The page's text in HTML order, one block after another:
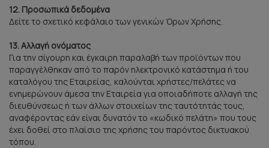
12. Προσωπικά δεδομένα
Δείτε το σχετικό κεφάλαιο των γενικών Όρων Χρήσης.
13. Αλλαγή ονόματος
Για την σίγουρη και έγκαιρη παραλαβή των προϊόντων που
παραγγέλθηκαν από το παρόν ηλεκτρονικό κατάστημα ή του
καταλόγου της Εταιρείας, καλούνται χρήστες/πελάτες να
ενημερώνουν άμεσα την Εταιρεία για οποιαδήποτε αλλαγή της
διευθύνσεως ή των άλλων στοιχείων της ταυτότητάς τους,
αναφέροντας εάν είναι δυνατόν το «κωδικό πελάτη» που τους
έχει δοθεί στο πλαίσιο της χρήσης του παρόντος δικτυακού
τόπου.